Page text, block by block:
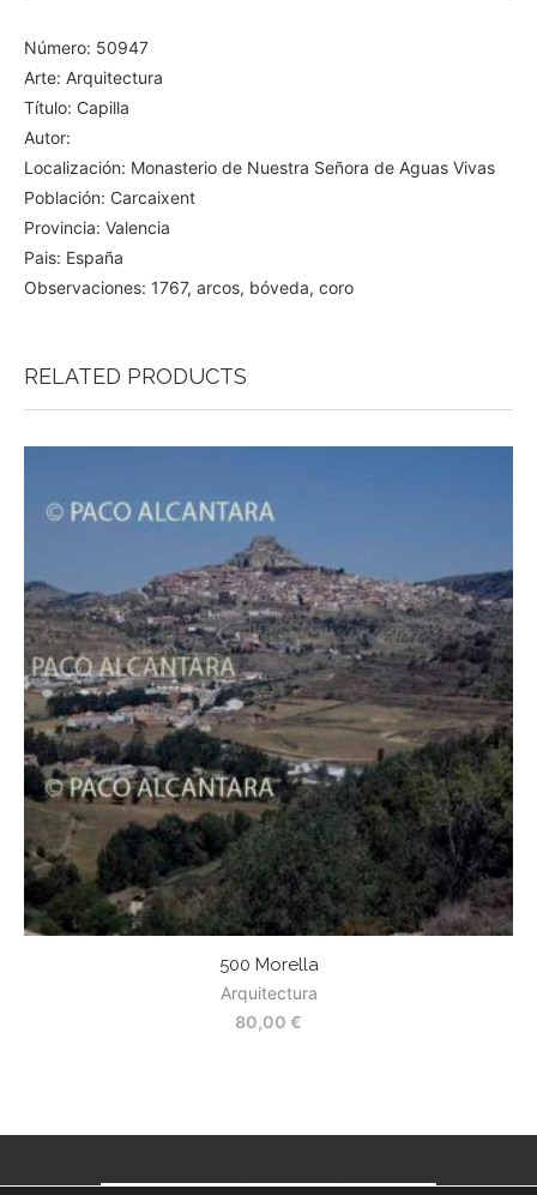
Número: 50947
Arte: Arquitectura
Título: Capilla
Autor:
Localización: Monasterio de Nuestra Señora de Aguas Vivas
Población: Carcaixent
Provincia: Valencia
Pais: España
Observaciones: 1767, arcos, bóveda, coro
RELATED PRODUCTS
500 Morella
Arquitectura
80,00 €